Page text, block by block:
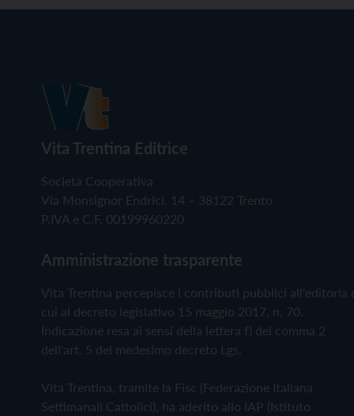
Vita Trentina Editrice
Società Cooperativa
Via Monsignor Endrici, 14 – 38122 Trento
P.IVA e C.F. 00199960220
Amministrazione trasparente
Vita Trentina percepisce i contributi pubblici all'editoria
cui al decreto legislativo 15 maggio 2017, n. 70.
Indicazione resa ai sensi della lettera f) del comma 2
dell'art. 5 del medesimo decreto Lgs.
Vita Trentina, tramite la Fisc (Federazione Italiana
Settimanali Cattolici), ha aderito allo IAP (Istituto